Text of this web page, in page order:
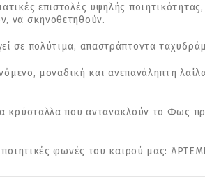
επιστολές υψηλής
να σκηνοθετηθούν.
σε πολύτιμα, απαστράπτοντα
μοναδική και ανεπανάληπτη
που αντανακλούν το Φως
ποιητικές φωνές του καιρού μας: